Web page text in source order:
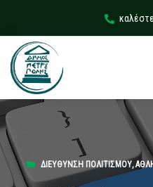
ΔΙΕΎΘΥΝΣΗ ΠΟΛΙΤΙΣΜΟΎ,